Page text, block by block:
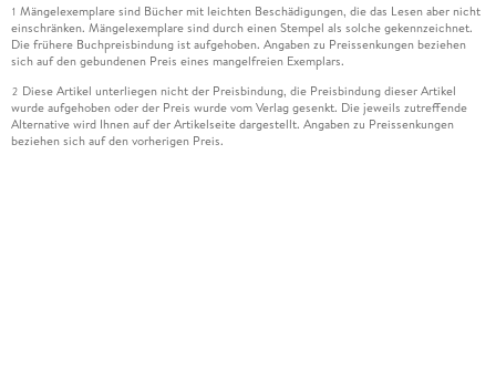
1 Mängelexemplare sind Bücher mit leichten Beschädigungen, die das Lesen aber nicht
einschränken. Mängelexemplare sind durch einen Stempel als solche gekennzeichnet.
Die frühere Buchpreisbindung ist aufgehoben. Angaben zu Preissenkungen beziehen
sich auf den gebundenen Preis eines mangelfreien Exemplars.
2 Diese Artikel unterliegen nicht der Preisbindung, die Preisbindung dieser Artikel
wurde aufgehoben oder der Preis wurde vom Verlag gesenkt. Die jeweils zutreffende
Alternative wird Ihnen auf der Artikelseite dargestellt. Angaben zu Preissenkungen
beziehen sich auf den vorherigen Preis.